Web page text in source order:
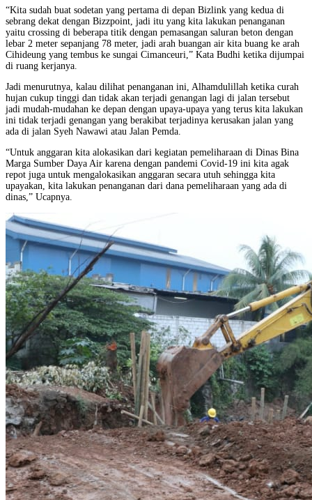
“Kita sudah buat sodetan yang pertama di depan Bizlink yang kedua di
sebrang dekat dengan Bizzpoint, jadi itu yang kita lakukan penanganan
yaitu crossing di beberapa titik dengan pemasangan saluran beton dengan
lebar 2 meter sepanjang 78 meter, jadi arah buangan air kita buang ke arah
Cihideung yang tembus ke sungai Cimanceuri,” Kata Budhi ketika dijumpai
di ruang kerjanya.
Jadi menurutnya, kalau dilihat penanganan ini, Alhamdulillah ketika curah
hujan cukup tinggi dan tidak akan terjadi genangan lagi di jalan tersebut
jadi mudah-mudahan ke depan dengan upaya-upaya yang terus kita lakukan
ini tidak terjadi genangan yang berakibat terjadinya kerusakan jalan yang
ada di jalan Syeh Nawawi atau Jalan Pemda.
“Untuk anggaran kita alokasikan dari kegiatan pemeliharaan di Dinas Bina
Marga Sumber Daya Air karena dengan pandemi Covid-19 ini kita agak
repot juga untuk mengalokasikan anggaran secara utuh sehingga kita
upayakan, kita lakukan penanganan dari dana pemeliharaan yang ada di
dinas,” Ucapnya.